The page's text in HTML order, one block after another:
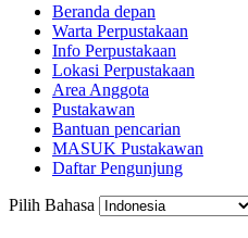
Beranda depan
Warta Perpustakaan
Info Perpustakaan
Lokasi Perpustakaan
Area Anggota
Pustakawan
Bantuan pencarian
MASUK Pustakawan
Daftar Pengunjung
Pilih Bahasa